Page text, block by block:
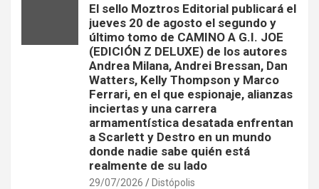
El sello Moztros Editorial publicará el
jueves 20 de agosto el segundo y
último tomo de CAMINO A G.I. JOE
(EDICIÓN Z DELUXE) de los autores
Andrea Milana, Andrei Bressan, Dan
Watters, Kelly Thompson y Marco
Ferrari, en el que espionaje, alianzas
inciertas y una carrera
armamentística desatada enfrentan
a Scarlett y Destro en un mundo
donde nadie sabe quién está
realmente de su lado
29/07/2026 Distópolis